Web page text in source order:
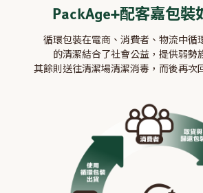
PackAge+配客嘉包裝
循環包裝在電商、消費者、物流中循
的清潔結合了社會公益，提供弱勢
其餘則送往清潔場清潔消毒，而後再次